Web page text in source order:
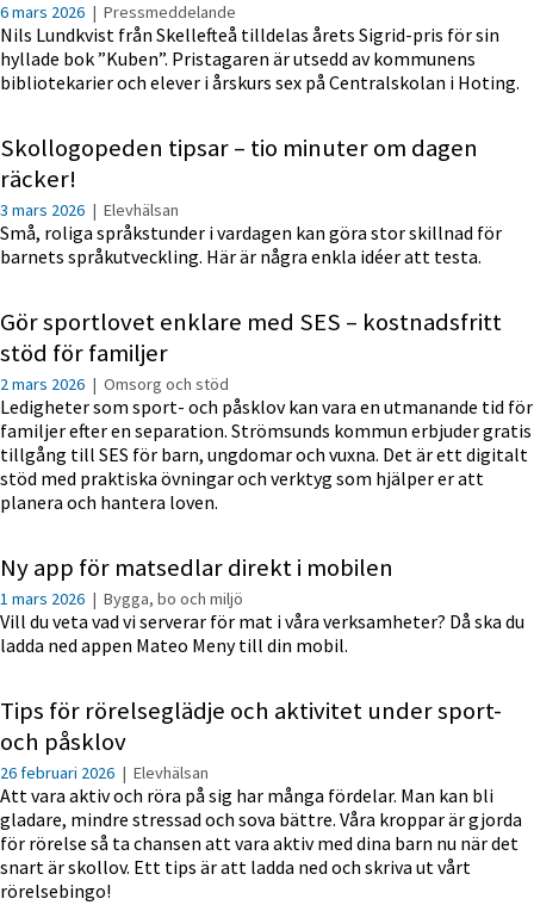
6 mars 2026 | Pressmeddelande
Nils Lundkvist från Skellefteå tilldelas årets Sigrid-pris för sin
hyllade bok ”Kuben”. Pristagaren är utsedd av kommunens
bibliotekarier och elever i årskurs sex på Centralskolan i Hoting.
Skollogopeden tipsar – tio minuter om dagen
räcker!
3 mars 2026 | Elevhälsan
Små, roliga språkstunder i vardagen kan göra stor skillnad för
barnets språkutveckling. Här är några enkla idéer att testa.
Gör sportlovet enklare med SES – kostnadsfritt
stöd för familjer
2 mars 2026 | Omsorg och stöd
Ledigheter som sport- och påsklov kan vara en utmanande tid för
familjer efter en separation. Strömsunds kommun erbjuder gratis
tillgång till SES för barn, ungdomar och vuxna. Det är ett digitalt
stöd med praktiska övningar och verktyg som hjälper er att
planera och hantera loven.
Ny app för matsedlar direkt i mobilen
1 mars 2026 | Bygga, bo och miljö
Vill du veta vad vi serverar för mat i våra verksamheter? Då ska du
ladda ned appen Mateo Meny till din mobil.
Tips för rörelseglädje och aktivitet under sport-
och påsklov
26 februari 2026 | Elevhälsan
Att vara aktiv och röra på sig har många fördelar. Man kan bli
gladare, mindre stressad och sova bättre. Våra kroppar är gjorda
för rörelse så ta chansen att vara aktiv med dina barn nu när det
snart är skollov. Ett tips är att ladda ned och skriva ut vårt
rörelsebingo!